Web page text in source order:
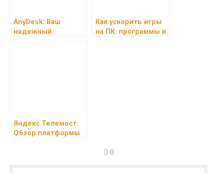
AnyDesk: Ваш
надежный
Как ускорить игры
на ПК: программы и
Яндекс.Телемост:
Обзор платформы
0